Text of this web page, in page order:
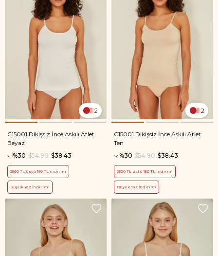
2
C15001 Dikişsiz İnce Askılı Atlet
Beyaz
%30
$38.43
$54.90
2500 TL üstü 150 TL indirim
Büyük Yaz İndirimi
2
C15001 Dikişsiz İnce Askılı Atlet
Ten
%30
$38.43
$54.90
2500 TL üstü 150 TL indirim
Büyük Yaz İndirimi